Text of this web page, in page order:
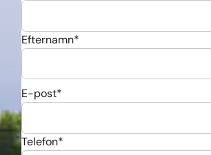
Efternamn*
E-post*
Telefon*